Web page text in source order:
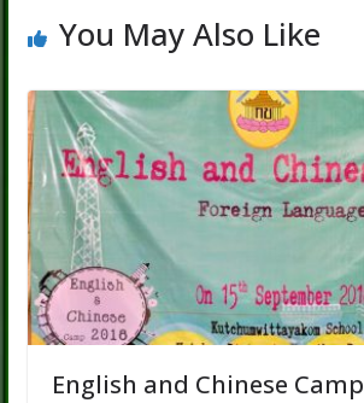
You May Also Like
English and Chinese Camp